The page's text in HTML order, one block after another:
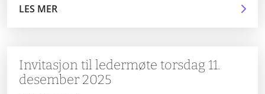
LES MER
Invitasjon til ledermøte torsdag 11.
desember 2025